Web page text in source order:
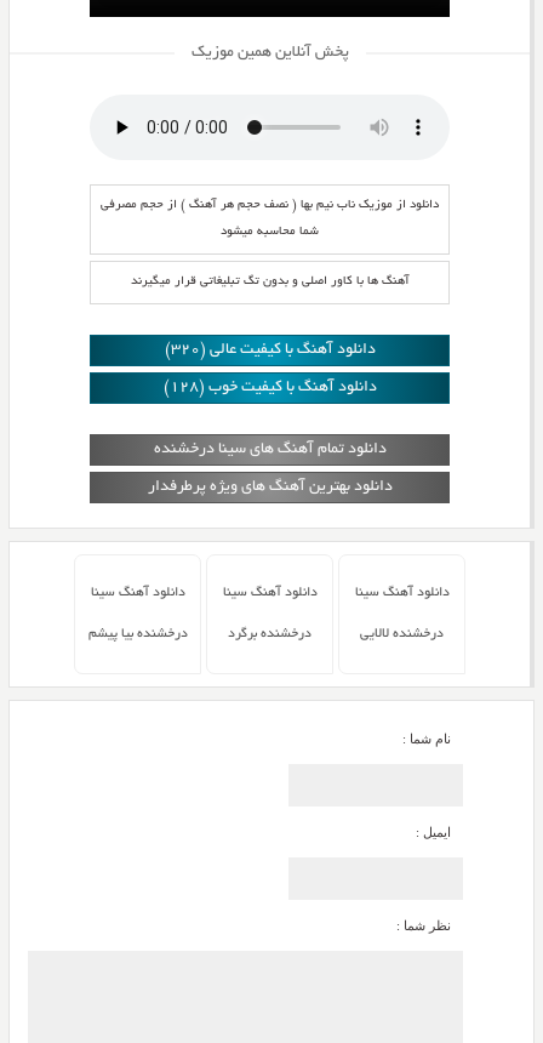
پخش آنلاین همین موزیک
دانلود از موزیک ناب نیم بها ( نصف حجم هر آهنگ ) از حجم مصرفی
شما محاسبه میشود
آهنگ ها با کاور اصلی و بدون تگ تبلیغاتی قرار میگیرند
دانلود آهنگ با کیفیت عالی (320)
دانلود آهنگ با کیفیت خوب (128)
دانلود تمام آهنگ های سینا درخشنده
دانلود بهترین آهنگ های ویژه پرطرفدار
دانلود آهنگ سینا
درخشنده لالایی
دانلود آهنگ سینا
درخشنده برگرد
دانلود آهنگ سینا
درخشنده بیا پیشم
نام شما :
ایمیل :
نظر شما :